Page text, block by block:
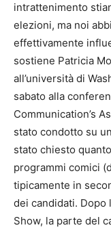
intrattenimento
elezioni, ma noi
effettivamente
sostiene Patricia
all’università di
sabato alla
Communication’s
stato condotto su
stato chiesto
programmi comici
tipicamente in
dei candidati. Dopo
Show, la parte del